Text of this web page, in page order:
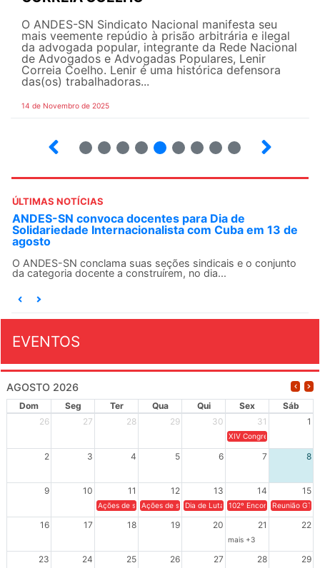
O ANDES-SN Sindicato Nacional manifesta seu
mais veemente repúdio à prisão arbitrária e ilegal
da advogada popular, integrante da Rede Nacional
de Advogados e Advogadas Populares, Lenir
Correia Coelho. Lenir é uma histórica defensora
das(os) trabalhadoras...
14 de Novembro de 2025
ÚLTIMAS NOTÍCIAS
ANDES-SN convoca docentes para Dia de
Solidariedade Internacionalista com Cuba em 13 de
agosto
O ANDES-SN conclama suas seções sindicais e o conjunto
da categoria docente a construírem, no dia...
EVENTOS
AGOSTO 2026
Dom Seg Ter Qua Qui Sex
Sáb
26
27 28 29 30 31 1
XIV Congresso Brasileiro
2 3 4 5 6 7 8
9 10 11 12 13 14 15
Ações de solidariedade a Cuba no Rio Grande do Sul - 100
Ações de solidariedade a Cuba no Rio Grande do
Dia de Luta em Defesa de Cuba e da
102º Encontro da
Reunião
16 17 18 19 20 21 22
mais +3
23 24 25 26 27 28 29